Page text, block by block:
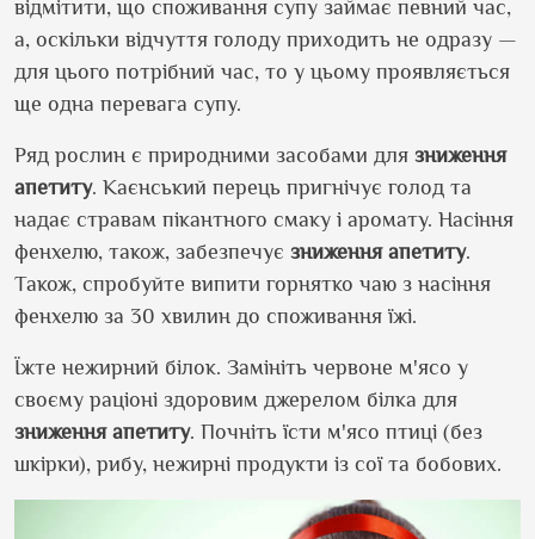
відмітити, що споживання супу займає певний час,
а, оскільки відчуття голоду приходить не одразу —
для цього потрібний час, то у цьому проявляється
ще одна перевага супу.
Ряд рослин є природними засобами для зниження
апетиту. Каєнський перець пригнічує голод та
надає стравам пікантного смаку і аромату. Насіння
фенхелю, також, забезпечує зниження апетиту.
Також, спробуйте випити горнятко чаю з насіння
фенхелю за 30 хвилин до споживання їжі.
Їжте нежирний білок. Замініть червоне м'ясо у
своєму раціоні здоровим джерелом білка для
зниження апетиту. Почніть їсти м'ясо птиці (без
шкірки), рибу, нежирні продукти із сої та бобових.